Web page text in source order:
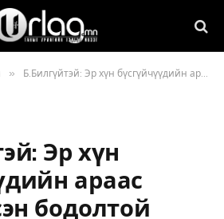
» Б.Билгүйтэй: Эр хүн бүсгүйчүүдийн араас гүйдэг гэсэн бодолтой учраас хойноос хөөцөлддөг эмэгтэйг таашаадаггүй
Эр хүн
араас
бодолтой